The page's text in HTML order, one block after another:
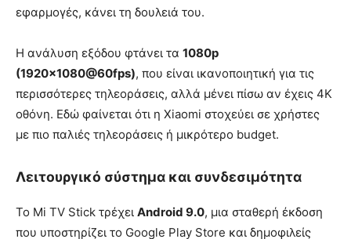
εφαρμογές, κάνει τη δουλειά του.
Η ανάλυση εξόδου φτάνει τα 1080p
(1920×1080@60fps), που είναι ικανοποιητική για τις
περισσότερες τηλεοράσεις, αλλά μένει πίσω αν έχεις 4K
οθόνη. Εδώ φαίνεται ότι η Xiaomi στοχεύει σε χρήστες
με πιο παλιές τηλεοράσεις ή μικρότερο budget.
Λειτουργικό σύστημα και συνδεσιμότητα
Το Mi TV Stick τρέχει Android 9.0, μια σταθερή έκδοση
που υποστηρίζει το Google Play Store και δημοφιλείς